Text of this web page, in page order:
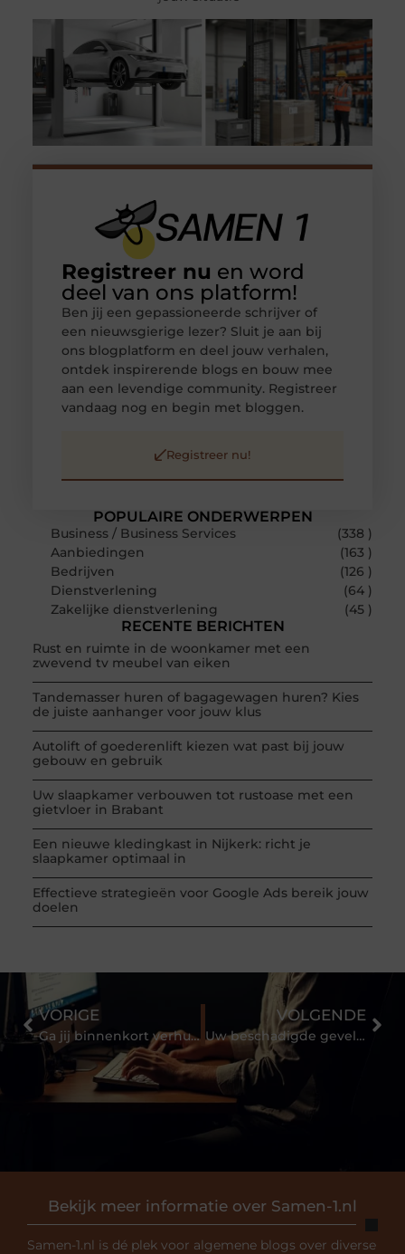
POPULAIRE ONDERWERPEN
Business / Business Services
(338 )
Aanbiedingen
(163 )
Bedrijven
(126 )
Dienstverlening
(64 )
Zakelijke dienstverlening
(45 )
RECENTE BERICHTEN
Rust en ruimte in de woonkamer met een
zwevend tv meubel van eiken
Tandemasser huren of bagagewagen huren? Kies
de juiste aanhanger voor jouw klus
Autolift of goederenlift kiezen wat past bij jouw
gebouw en gebruik
Uw slaapkamer verbouwen tot rustoase met een
gietvloer in Brabant
Een nieuwe kledingkast in Nijkerk: richt je
slaapkamer optimaal in
Effectieve strategieën voor Google Ads bereik jouw
doelen
Registreer nu en word
deel van ons platform!
Ben jij een gepassioneerde schrijver of
een nieuwsgierige lezer? Sluit je aan bij
ons blogplatform en deel jouw verhalen,
ontdek inspirerende blogs en bouw mee
aan een levendige community. Registreer
vandaag nog en begin met bloggen.
Registreer nu!
Bekijk meer informatie over Samen-1.nl
Samen-1.nl is dé plek voor algemene blogs over diverse
VORIGE
Ga jij binnenkort verhuizen?
VOLGENDE
Uw beschadigde gevel opnieuw laten spuiten